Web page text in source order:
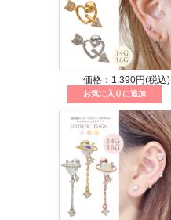
価格：1,390円(税込)